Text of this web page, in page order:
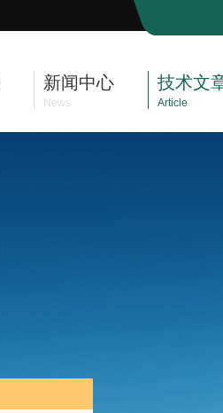
新闻中心
News
技术文
Article